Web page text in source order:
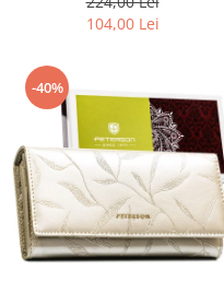
BLACK
104,00 Lei
-40%